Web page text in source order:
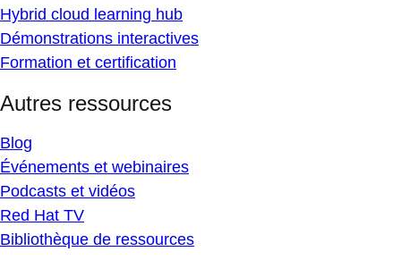
Hybrid cloud learning hub
Démonstrations interactives
Formation et certification
Autres ressources
Blog
Événements et webinaires
Podcasts et vidéos
Red Hat TV
Bibliothèque de ressources